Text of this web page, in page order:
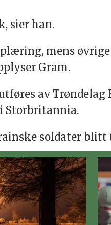
sier han.
mens
Gram.
av
Storbritannia.
soldater blitt